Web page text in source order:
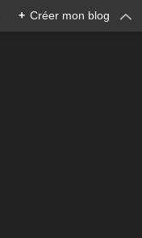
+ Créer mon blog